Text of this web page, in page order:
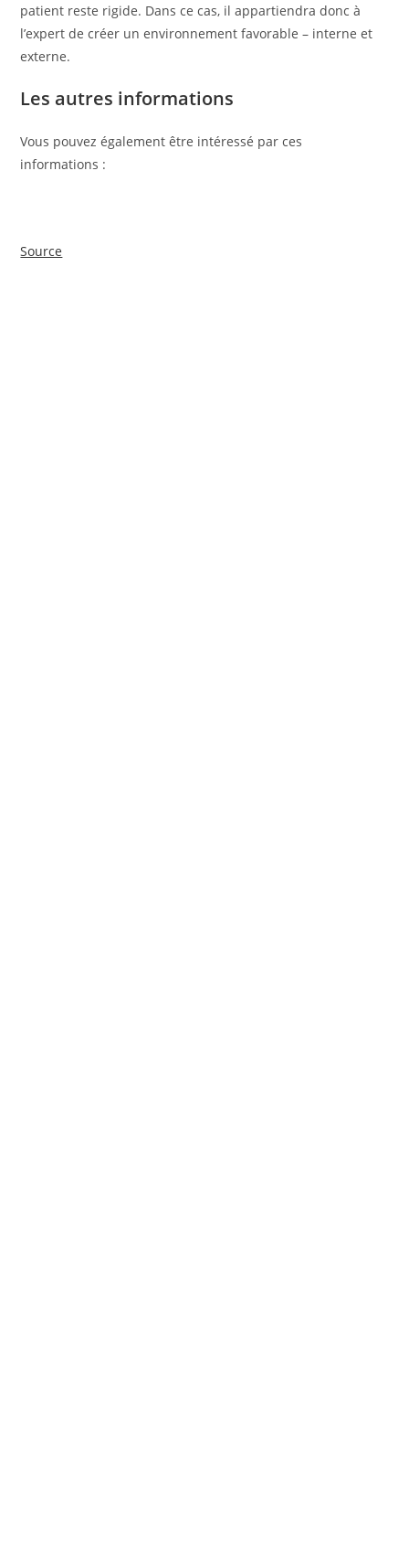
patient reste rigide. Dans ce cas, il appartiendra donc à
l’expert de créer un environnement favorable – interne et
externe.
Les autres informations
Vous pouvez également être intéressé par ces
informations :
Source